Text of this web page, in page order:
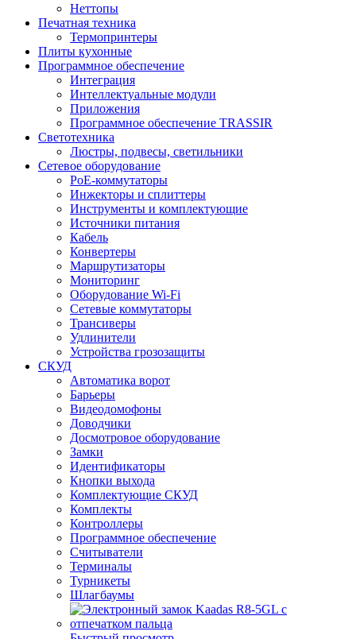
Неттопы
Печатная техника
Термопринтеры
Плиты кухонные
Программное обеспечение
Интеграция
Интеллектуальные модули
Приложения
Программное обеспечение TRASSIR
Светотехника
Люстры, подвесы, светильники
Сетевое оборудование
PoE-коммутаторы
Инжекторы и сплиттеры
Инструменты и комплектующие
Источники питания
Кабель
Конвертеры
Маршрутизаторы
Мониторинг
Оборудование Wi-Fi
Сетевые коммутаторы
Трансиверы
Удлинители
Устройства грозозащиты
СКУД
Автоматика ворот
Барьеры
Видеодомофоны
Доводчики
Досмотровое оборудование
Замки
Идентификаторы
Кнопки выхода
Комплектующие СКУД
Комплекты
Контроллеры
Программное обеспечение
Считыватели
Терминалы
Турникеты
Шлагбаумы